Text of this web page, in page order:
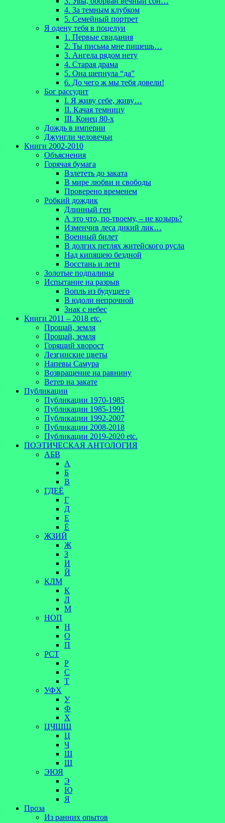
4. За темным клубком
5. Семейный портрет
Я одену тебя в поцелуи
1. Первые свидания
2. Ты письма мне пишешь…
3. Ангела рядом нету
4. Старая драма
5. Она шепнула “да”
6. До чего ж мы тебя довели!
Бог рассудит
I. Я живу себе, живу…
II. Качая темницу
III. Конец 80-х
Дождь в империи
Джунгли человечьи
Книги 2002-2010
Объяснения
Горячая бумага
Взлететь до заката
В мире любви и свободы
Проверено временем
Робкий дождик
Длинный ген
А это что, по-твоему, – не козырь?
Изменчив леса дикий лик…
Военный билет
В долгих петлях житейского русла
Над кипящею бездной
Восстань и лети
Золотые подпалины
Испытание на разрыв
Вопль из будущего
В юдоли непрочной
Знак с небес
Книги 2011 – 2018 etc.
Прощай, земля
Прощай, земля
Горящий хворост
Лезгинские цветы
Напевы Самура
Возвращение на равнину
Ветер на закате
Публикации
Публикации 1970-1985
Публикации 1985-1991
Публикации 1992-2007
Публикации 2008-2018
Публикации 2019-2020 etc.
ПОЭТИЧЕСКАЯ АНТОЛОГИЯ
АБВ
А
Б
В
ГДЕЁ
Г
Д
Е
Ё
ЖЗИЙ
Ж
З
И
Й
КЛМ
К
Л
М
НОП
Н
О
П
РСТ
Р
С
Т
УФХ
У
Ф
Х
ЦЧШЩ
Ц
Ч
Ш
Щ
ЭЮЯ
Э
Ю
Я
Проза
Из ранних опытов